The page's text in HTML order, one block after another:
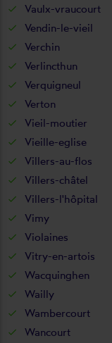
Vaulx-vraucourt
Vendin-le-vieil
Verchin
Verlincthun
Verquigneul
Verton
Vieil-moutier
Vieille-eglise
Villers-au-flos
Villers-châtel
Villers-l'hôpital
Vimy
Violaines
Vitry-en-artois
Wacquinghen
Wailly
Wambercourt
Wancourt